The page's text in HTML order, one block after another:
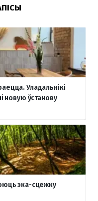
Уладальнікі
новую ўстанову
эка-сцежку